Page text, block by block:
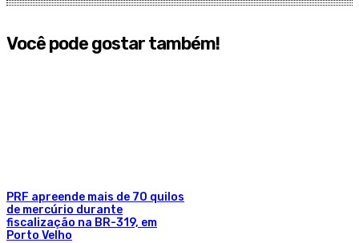
Você pode gostar também!
PRF apreende mais de 70 quilos
de mercúrio durante
fiscalização na BR-319, em
Porto Velho